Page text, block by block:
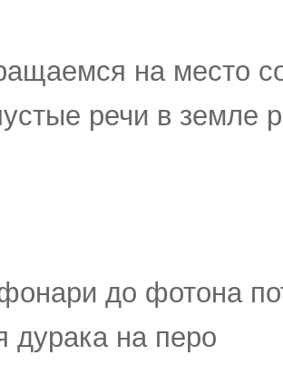
на место
речи в земле
до фотона
дурака на перо